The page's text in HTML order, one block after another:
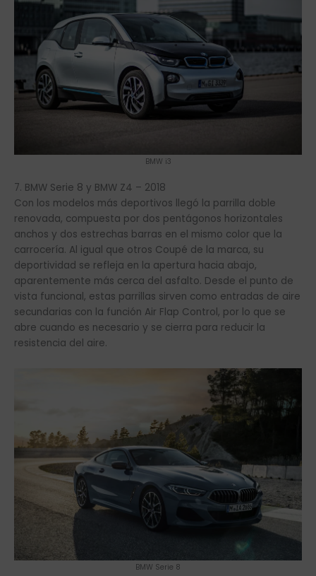
BMW i3
7. BMW Serie 8 y BMW Z4 – 2018
Con los modelos más deportivos llegó la parrilla doble
renovada, compuesta por dos pentágonos horizontales
anchos y dos estrechas barras en el mismo color que la
carrocería. Al igual que otros Coupé de la marca, su
deportividad se refleja en la apertura hacia abajo,
aparentemente más cerca del asfalto. Desde el punto de
vista funcional, estas parrillas sirven como entradas de aire
secundarias con la función Air Flap Control, por lo que se
abre cuando es necesario y se cierra para reducir la
resistencia del aire.
BMW Serie 8